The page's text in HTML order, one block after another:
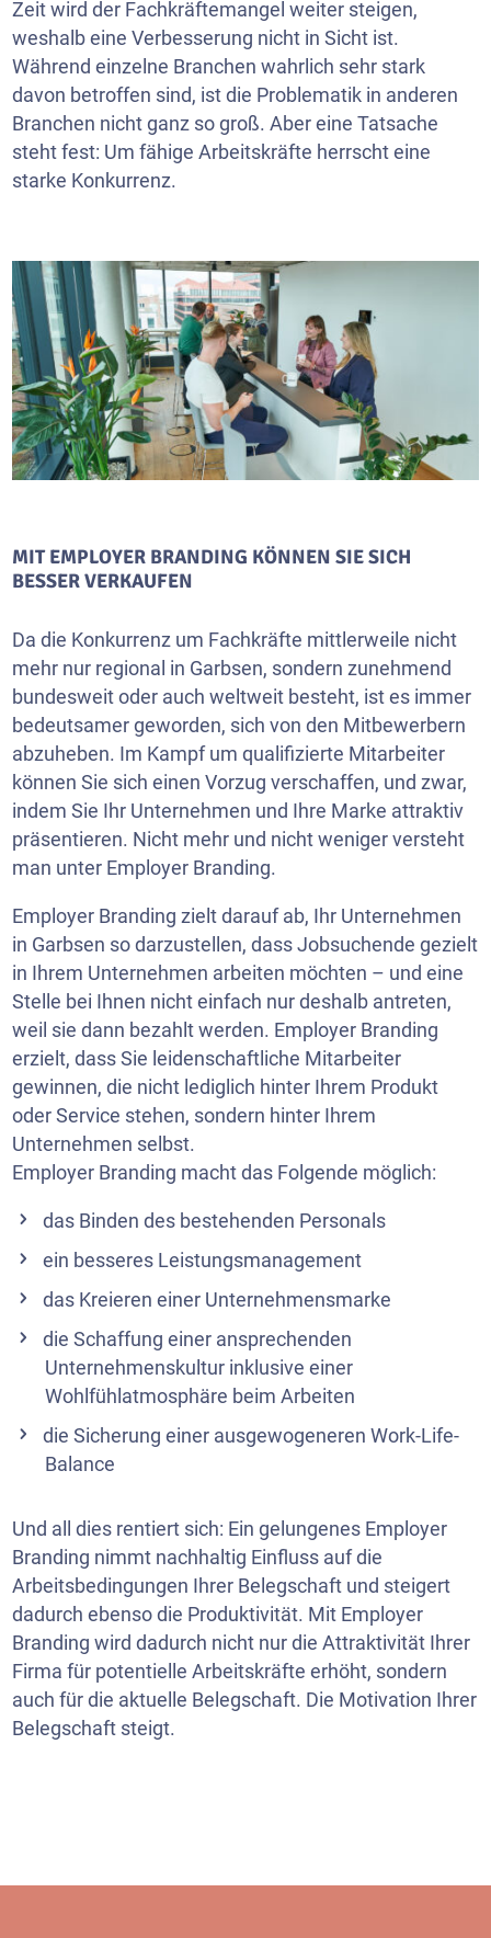
Zeit wird der Fachkräftemangel weiter steigen,
weshalb eine Verbesserung nicht in Sicht ist.
Während einzelne Branchen wahrlich sehr stark
davon betroffen sind, ist die Problematik in anderen
Branchen nicht ganz so groß. Aber eine Tatsache
steht fest: Um fähige Arbeitskräfte herrscht eine
starke Konkurrenz.
MIT EMPLOYER BRANDING KÖNNEN SIE SICH
BESSER VERKAUFEN
Da die Konkurrenz um Fachkräfte mittlerweile nicht
mehr nur regional in Garbsen, sondern zunehmend
bundesweit oder auch weltweit besteht, ist es immer
bedeutsamer geworden, sich von den Mitbewerbern
abzuheben. Im Kampf um qualifizierte Mitarbeiter
können Sie sich einen Vorzug verschaffen, und zwar,
indem Sie Ihr Unternehmen und Ihre Marke attraktiv
präsentieren. Nicht mehr und nicht weniger versteht
man unter Employer Branding.
Employer Branding zielt darauf ab, Ihr Unternehmen
in Garbsen so darzustellen, dass Jobsuchende gezielt
in Ihrem Unternehmen arbeiten möchten – und eine
Stelle bei Ihnen nicht einfach nur deshalb antreten,
weil sie dann bezahlt werden. Employer Branding
erzielt, dass Sie leidenschaftliche Mitarbeiter
gewinnen, die nicht lediglich hinter Ihrem Produkt
oder Service stehen, sondern hinter Ihrem
Unternehmen selbst.
Employer Branding macht das Folgende möglich:
das Binden des bestehenden Personals
ein besseres Leistungsmanagement
das Kreieren einer Unternehmensmarke
die Schaffung einer ansprechenden
Unternehmenskultur inklusive einer
Wohlfühlatmosphäre beim Arbeiten
die Sicherung einer ausgewogeneren Work-Life-
Balance
Und all dies rentiert sich: Ein gelungenes Employer
Branding nimmt nachhaltig Einfluss auf die
Arbeitsbedingungen Ihrer Belegschaft und steigert
dadurch ebenso die Produktivität. Mit Employer
Branding wird dadurch nicht nur die Attraktivität Ihrer
Firma für potentielle Arbeitskräfte erhöht, sondern
auch für die aktuelle Belegschaft. Die Motivation Ihrer
Belegschaft steigt.